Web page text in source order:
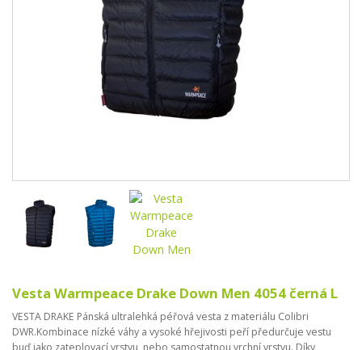
Vesta Warmpeace Drake Down Men 4054 černá L
VESTA DRAKE Pánská ultralehká péřová vesta z materiálu Colibri
DWR.Kombinace nízké váhy a vysoké hřejivosti peří předurčuje vestu
buď jako zateplovací vrstvu, nebo samostatnou vrchní vrstvu. Díky